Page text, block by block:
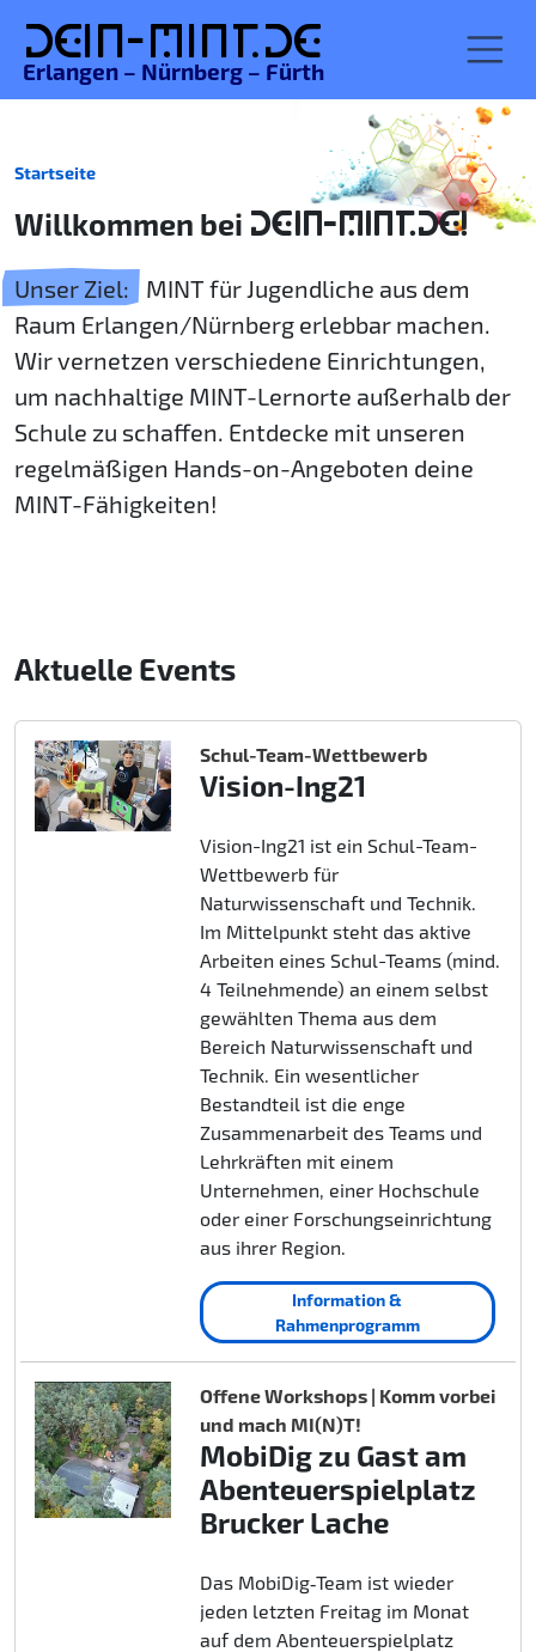
Dein-MINT.de
Erlangen – Nürnberg – Fürth
Startseite
Willkommen bei DEIN-MINT.DE!
Unser Ziel:
MINT für Jugendliche aus dem
Raum Erlangen/Nürnberg erlebbar machen.
Wir vernetzen verschiedene Einrichtungen,
um nachhaltige MINT-Lernorte außerhalb der
Schule zu schaffen. Entdecke mit unseren
regelmäßigen Hands-on-Angeboten deine
MINT-Fähigkeiten!
Aktuelle Events
Schul-Team-Wettbewerb
Vision-Ing21
Vision-Ing21 ist ein Schul-Team-
Wettbewerb für
Naturwissenschaft und Technik.
Im Mittelpunkt steht das aktive
Arbeiten eines Schul-Teams (mind.
4 Teilnehmende) an einem selbst
gewählten Thema aus dem
Bereich Naturwissenschaft und
Technik. Ein wesentlicher
Bestandteil ist die enge
Zusammenarbeit des Teams und
Lehrkräften mit einem
Unternehmen, einer Hochschule
oder einer Forschungseinrichtung
aus ihrer Region.
Information &
Rahmenprogramm
Offene Workshops | Komm vorbei
und mach MI(N)T!
MobiDig zu Gast am
Abenteuerspielplatz
Brucker Lache
Das MobiDig‑Team ist wieder
jeden letzten Freitag im Monat
auf dem Abenteuerspielplatz